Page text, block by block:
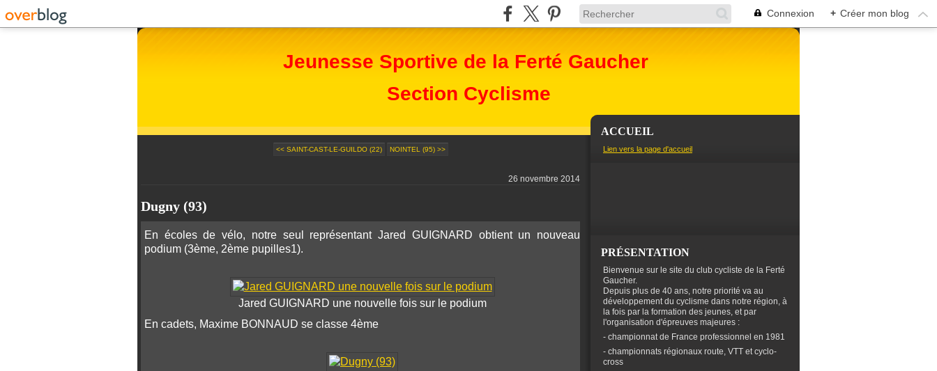
Connexion + Créer mon blog
Jeunesse Sportive de la Ferté Gaucher
Section Cyclisme
<< SAINT-CAST-LE-GUILDO (22) NOINTEL (95) >>
26 novembre 2014
Dugny (93)
En écoles de vélo, notre seul représentant Jared GUIGNARD obtient un nouveau
podium (3ème, 2ème pupilles1).
Jared GUIGNARD une nouvelle fois sur le podium
En cadets, Maxime BONNAUD se classe 4ème
ACCUEIL
Lien vers la page d'accueil
PRÉSENTATION
Bienvenue sur le site du club cycliste de la Ferté
Gaucher.
Depuis plus de 40 ans, notre priorité va au
développement du cyclisme dans notre région, à
la fois par la formation des jeunes, et par
l'organisation d'épreuves majeures :
- championnat de France professionnel en 1981
- championnats régionaux route, VTT et cyclo-
cross